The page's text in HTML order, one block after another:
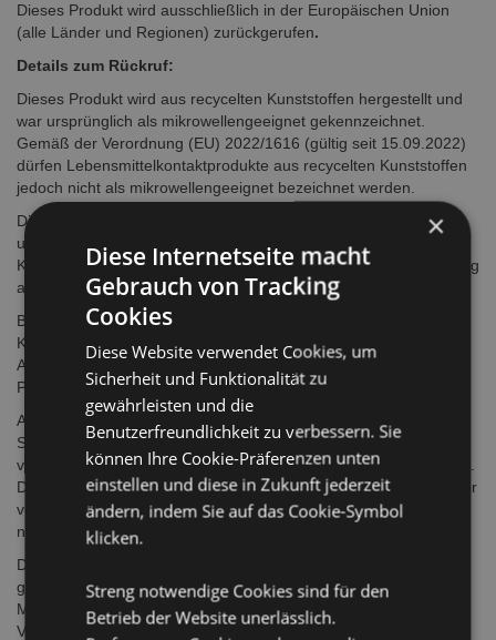
Dieses Produkt wird ausschließlich in der Europäischen Union
(alle Länder und Regionen) zurückgerufen.
Details zum Rückruf:
Dieses Produkt wird aus recycelten Kunststoffen hergestellt und
war ursprünglich als mikrowellengeeignet gekennzeichnet.
Gemäß der Verordnung (EU) 2022/1616 (gültig seit 15.09.2022)
dürfen Lebensmittelkontaktprodukte aus recycelten Kunststoffen
jedoch nicht als mikrowellengeeignet bezeichnet werden.
Diese beiden Artikel wurden auf Mikrowellentauglichkeit getestet
und haben diese erfolgreich bestanden; daher wurde die
Kennzeichnung „mikrowellengeeignet“ auf der Produktverpackung
angebracht.
Bei Puckator haben die Sicherheit und Zufriedenheit unserer
Kunden höchste Priorität, und wir unternehmen große
Anstrengungen, um sicherzustellen, dass die von uns gelieferten
Produkte vollständig den Sicherheitsvorschriften entsprechen.
Auf Grundlage aktualisierter Richtlinien der EU-
Sanitärkommission in Polen haben wir beschlossen, einen
vorsorglichen Rückruf dieser beiden Produktlinien durchzuführen.
Diese Maßnahme dient der Korrektur der Kennzeichnung und der
vollständigen Anpassung der Produktinformationen an die
neuesten regulatorischen Vorgaben.
Dieses Produkt ist vollständig für den Lebensmittelkontakt
geeignet, und trotz der zuvor erfolgreich bestandenen Tests zur
Mikrowellentauglichkeit führen wir diesen Rückruf durch, um
Verpackung und Kennzeichnung zu korrigieren.
×
Diese Internetseite macht
Gebrauch von Tracking
Cookies
Diese Website verwendet Cookies, um
Sicherheit und Funktionalität zu
gewährleisten und die
Benutzerfreundlichkeit zu verbessern. Sie
können Ihre Cookie-Präferenzen unten
einstellen und diese in Zukunft jederzeit
ändern, indem Sie auf das Cookie-Symbol
klicken.
Streng notwendige Cookies sind für den
Betrieb der Website unerlässlich.